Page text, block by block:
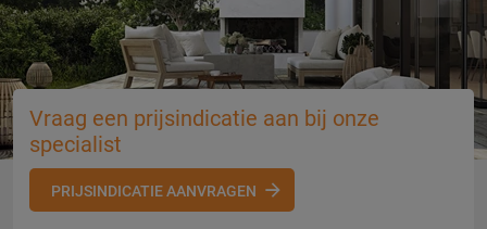
Vraag een prijsindicatie aan bij onze
specialist
PRIJSINDICATIE AANVRAGEN